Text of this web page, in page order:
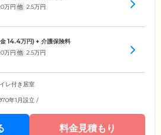
万円 他 2.5万円
金14.4万円) + 介護保険料
万円 他 2.5万円
レ付き居室
年1月設立 /
料金見積もり